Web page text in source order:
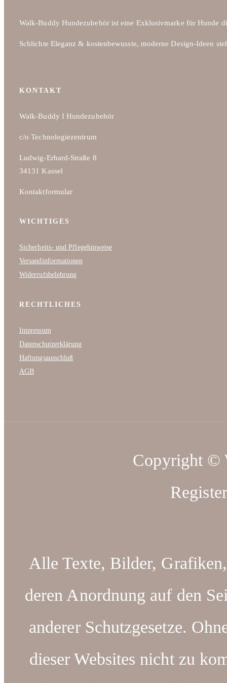
Walk-Buddy Hundezubehör ist eine Exklusivmarke für Hunde
Schlichte Eleganz & kostenbewusste, moderne Design-Ideen
KONTAKT
Walk-Buddy I Hundezubehör
c/o Technologiezentrum
Ludwig-Erhard-Straße 8
34131 Kassel
Kontaktformular
WICHTIGES
Sicherheits- und Pflegehinweise
Versandinformationen
Widerrufsbelehrung
RECHTLICHES
Impressum
Datenschutzerklärung
Haftungsausschluß
AGB
Copyright ©
Alle Texte, Bilder,
deren Anordnung auf den
anderer Schutzgesetze.
dieser Websites nicht zu